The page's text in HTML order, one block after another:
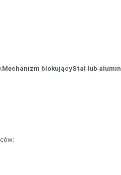
Mechanizm blokującyStal lub